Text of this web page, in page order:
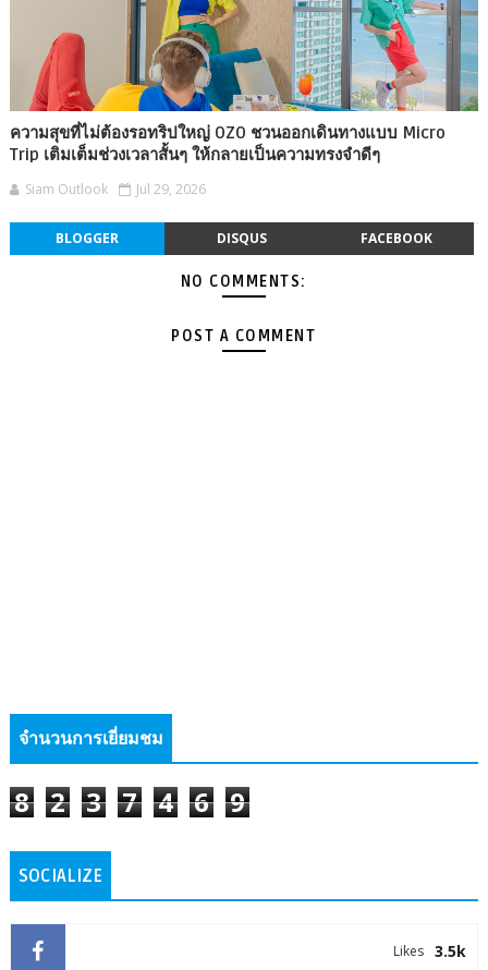
ความสุขที่ไม่ต้องรอทริปใหญ่ OZO ชวนออกเดินทางแบบ Micro
Trip เติมเต็มช่วงเวลาสั้นๆ ให้กลายเป็นความทรงจำดีๆ
Siam Outlook Jul 29, 2026
BLOGGER DISQUS FACEBOOK
NO COMMENTS:
POST A COMMENT
จำนวนการเยี่ยมชม
8 2 3 7 4 6 9
SOCIALIZE
3.5k
Likes